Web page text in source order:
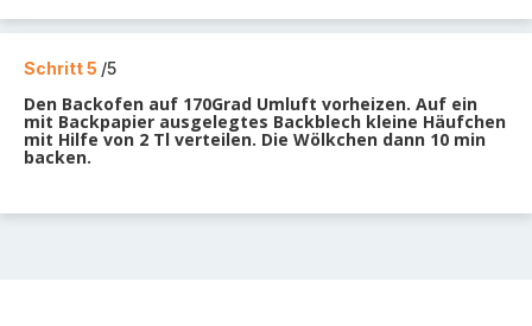
Schritt 5 /5
Den Backofen auf 170Grad Umluft vorheizen. Auf ein
mit Backpapier ausgelegtes Backblech kleine Häufchen
mit Hilfe von 2 Tl verteilen. Die Wölkchen dann 10 min
backen.